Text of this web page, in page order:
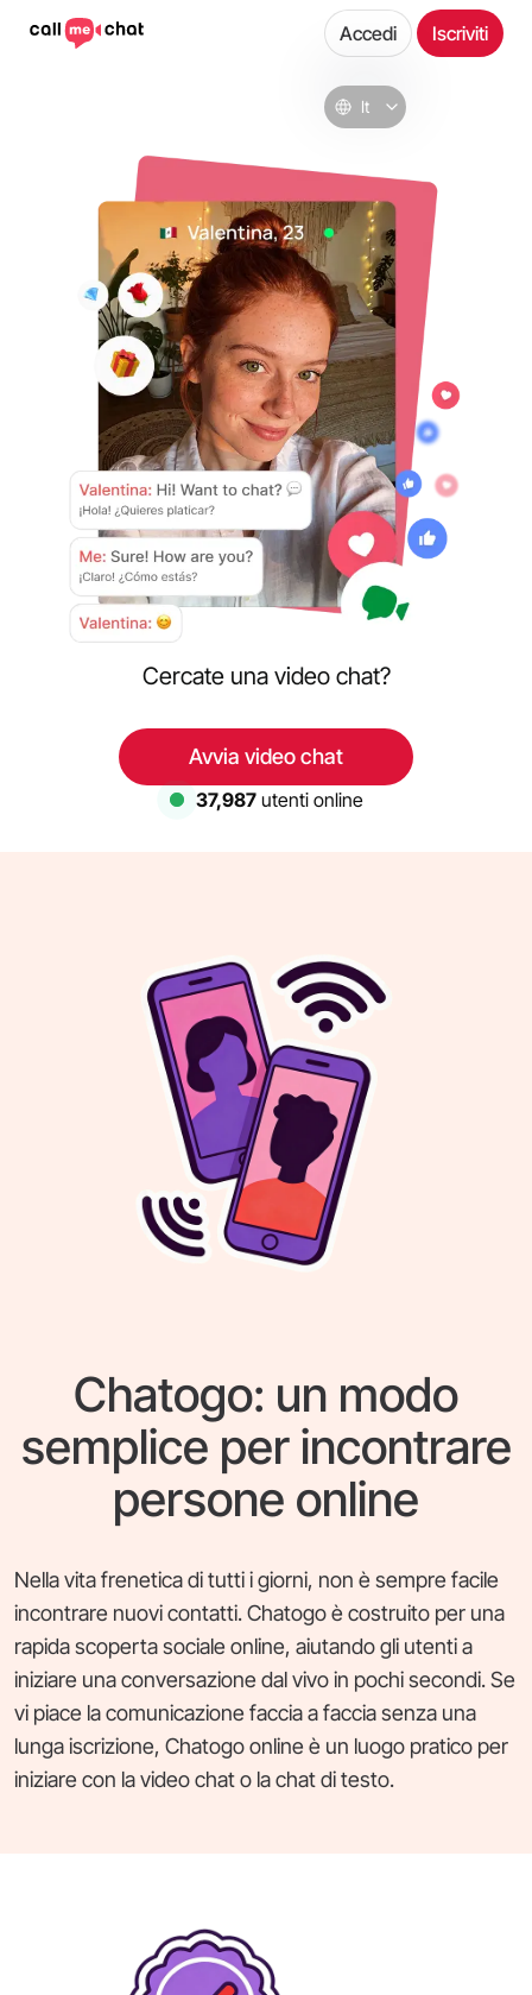
It
Accedi Iscriviti
Cercate una video chat?
Avvia video chat
37,987utenti online
Chatogo: un modo
semplice per incontrare
persone online
Nella vita frenetica di tutti i giorni, non è sempre facile
incontrare nuovi contatti. Chatogo è costruito per una
rapida scoperta sociale online, aiutando gli utenti a
iniziare una conversazione dal vivo in pochi secondi. Se
vi piace la comunicazione faccia a faccia senza una
lunga iscrizione, Chatogo online è un luogo pratico per
iniziare con la video chat o la chat di testo.